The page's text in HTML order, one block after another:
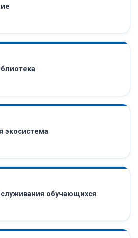
экосистема
обучающихся